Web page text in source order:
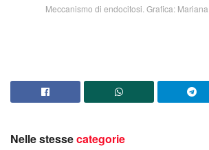
Meccanismo di endocitosi. Grafica:
Nelle stessecategorie